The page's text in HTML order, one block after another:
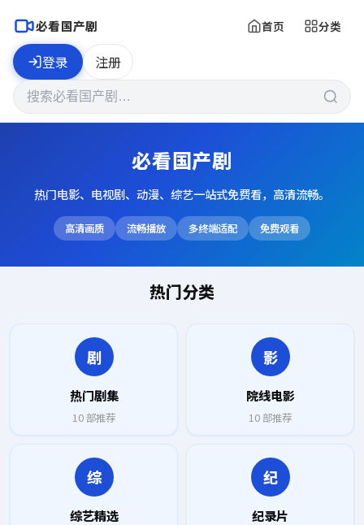
必看国产剧 首页 分类
登录 注册
必看国产剧
热门电影、电视剧、动漫、综艺一站式免费看，高清流畅。
高清画质 流畅播放 多终端适配 免费观看
热门分类
剧
热门剧集
10部推荐
影
院线电影
10部推荐
综
综艺精选
纪
纪录片